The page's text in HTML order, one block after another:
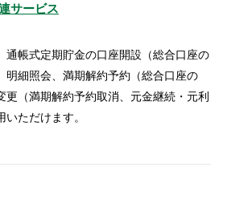
サービス
通帳式定期貯金の口座開設（総合口座の
明細照会、満期解約予約（総合口座の
更（満期解約予約取消、元金継続・元利
ただけます。